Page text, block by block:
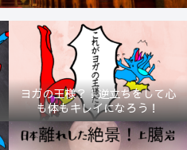
ヨガの王様？！逆立ちをして心
も体もキレイになろう！